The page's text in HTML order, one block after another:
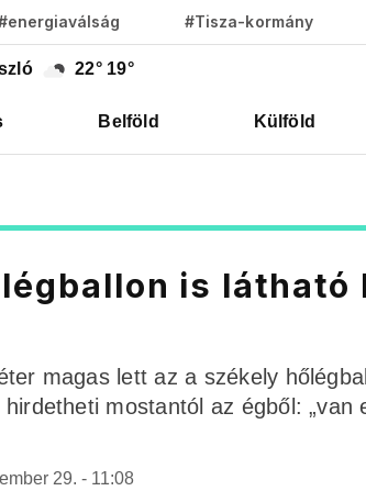
#Tisza-kormány
22° 19°
Belföld Külföld
is látható
magas lett az a székely
mostantól az égből:
29. - 11:08